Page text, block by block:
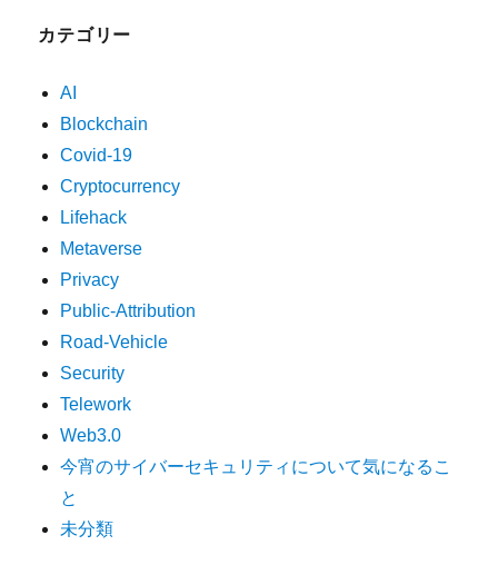
カテゴリー
AI
Blockchain
Covid-19
Cryptocurrency
Lifehack
Metaverse
Privacy
Public-Attribution
Road-Vehicle
Security
Telework
Web3.0
今宵のサイバーセキュリティについて気になるこ
と
未分類